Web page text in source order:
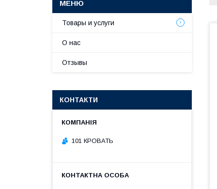
Товары и услуги
О нас
Отзывы
КОНТАКТИ
101 КРОВАТЬ